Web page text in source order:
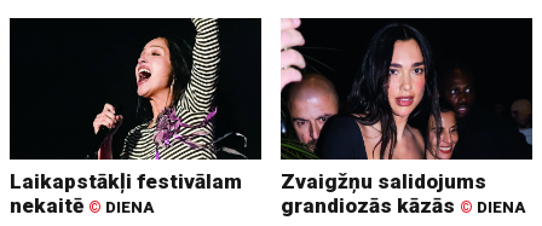
Laikapstākļi festivālam
nekaitē © DIENA
Zvaigžņu salidojums
grandiozās kāzās © DIENA